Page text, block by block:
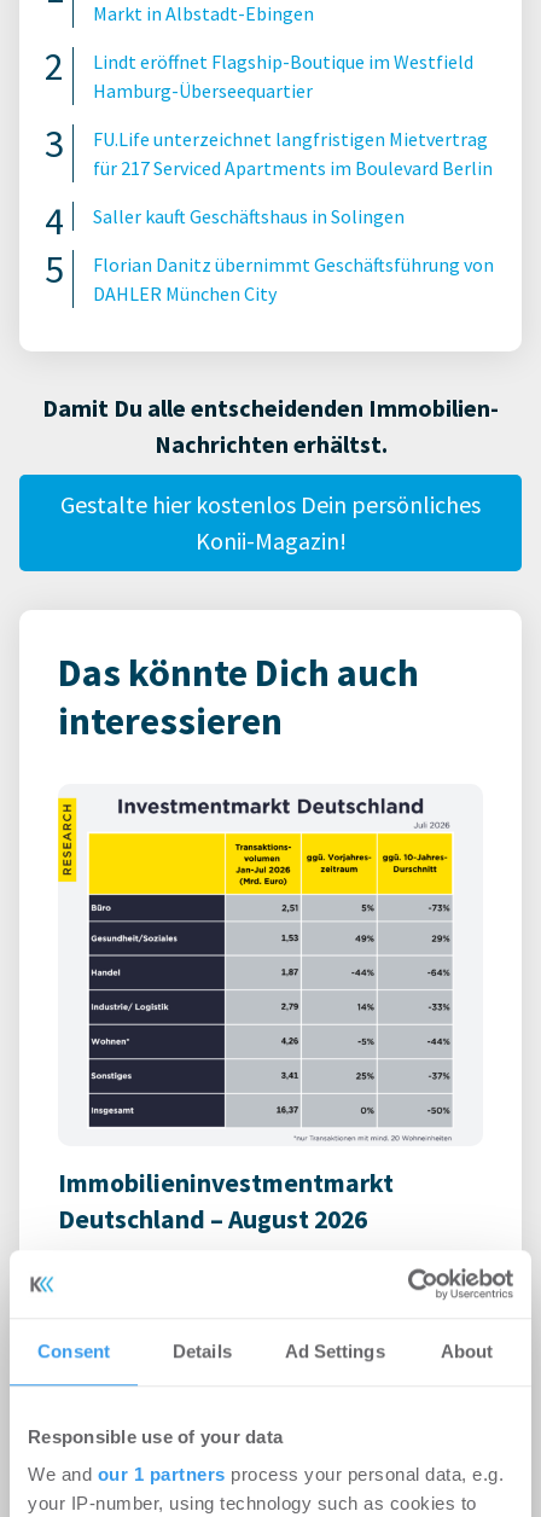
Consent Details Ad Settings About
Responsible use of your data
We and our 1 partners process your personal data, e.g.
your IP-number, using technology such as cookies to
Markt in Albstadt-Ebingen
Lindt eröffnet Flagship-Boutique im Westfield
Hamburg-Überseequartier
FU.Life unterzeichnet langfristigen Mietvertrag
für 217 Serviced Apartments im Boulevard Berlin
Saller kauft Geschäftshaus in Solingen
Florian Danitz übernimmt Geschäftsführung von
DAHLER München City
Damit Du alle entscheidenden Immobilien-
Nachrichten erhältst.
Gestalte hier kostenlos Dein persönliches
Konii-Magazin!
Das könnte Dich auch
interessieren
Immobilieninvestmentmarkt
Deutschland – August 2026
registriert, erstellen Sie sich jetzt Ihren
kostenlosen Account, um auf die neusten ...